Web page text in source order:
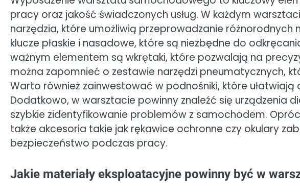
pracy oraz jakość świadczonych usług. W każdym
narzędzia, które umożliwią przeprowadzanie
klucze płaskie i nasadowe, które są niezbędne do
ważnym elementem są wkrętaki, które pozwalają na
można zapomnieć o zestawie narzędzi pneumatycznych,
Warto również zainwestować w podnośniki, które
Dodatkowo, w warsztacie powinny znaleźć się urządzenia
szybkie zidentyfikowanie problemów z samochodem.
także akcesoria takie jak rękawice ochronne czy okulary
bezpieczeństwo podczas pracy.
Jakie materiały eksploatacyjne powinny być w